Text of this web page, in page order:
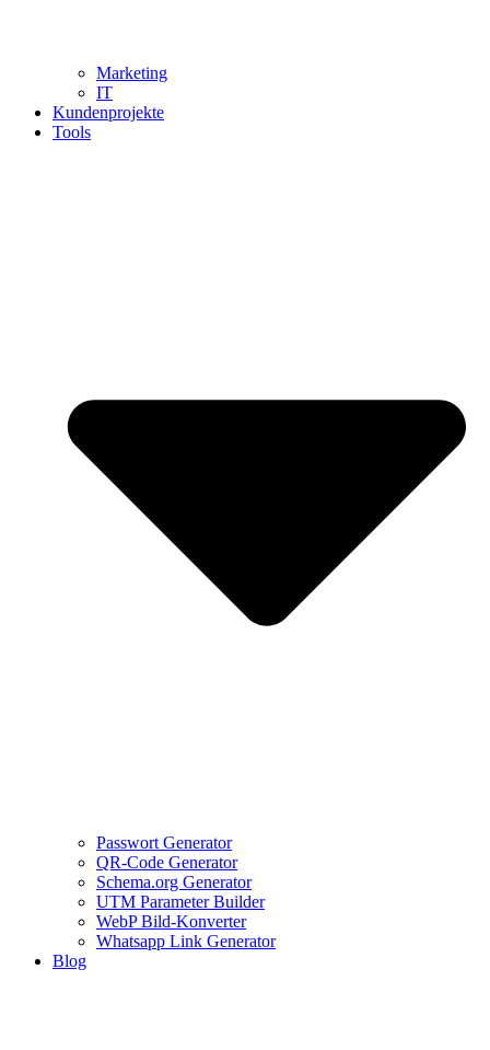
Marketing
IT
Kundenprojekte
Tools
Passwort Generator
QR-Code Generator
Schema.org Generator
UTM Parameter Builder
WebP Bild-Konverter
Whatsapp Link Generator
Blog